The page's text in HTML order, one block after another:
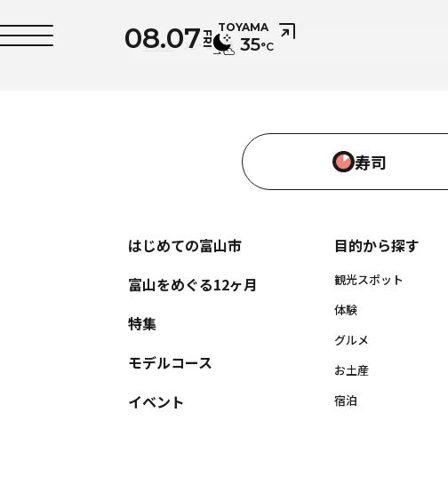
08.07FRI
TOYAMA
35°C
トップ 2～3時間
寿司
はじめての富山市
富山をめぐる12ヶ月
特集
モデルコース
イベント
目的から探す
観光スポット
体験
グルメ
お土産
宿泊